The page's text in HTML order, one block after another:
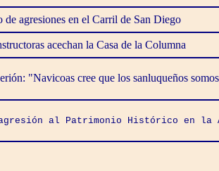
de agresiones en el Carril de San Diego
acechan la Casa de la Columna
"Navicoas cree que los sanluqueños
al Patrimonio Histórico en la